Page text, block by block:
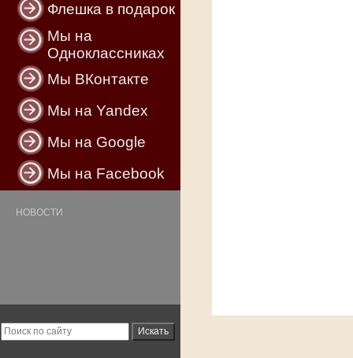
Флешка в подарок
Мы на
Одноклассниках
Мы ВКонтакте
Мы на Yandex
Мы на Google
Мы на Facebook
НОВОСТИ